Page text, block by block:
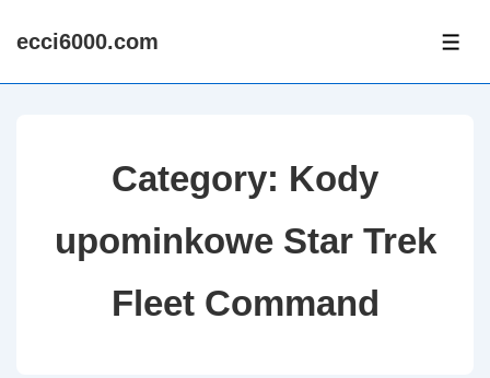
Skipecci6000.com
Category: Kody
upominkowe Star Trek
Fleet Command